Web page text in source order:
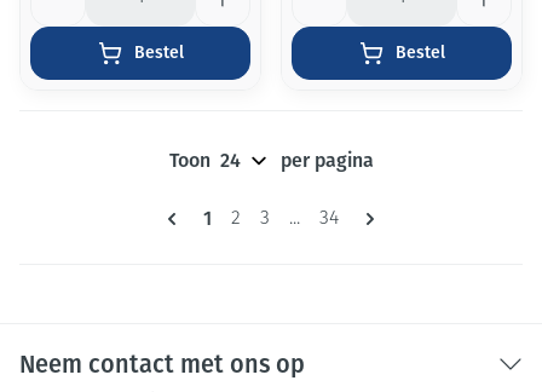
Bestel Bestel
Pagina's
U lees momenteel pagina
1 Pagina
2 Pagina
3 ... Pagina
34
Toon per pagina
Neem contact met ons op